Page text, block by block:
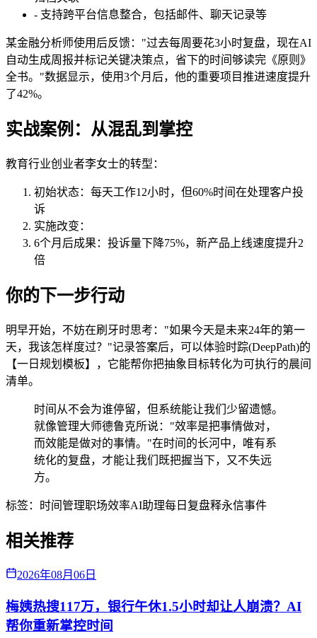
- 支持跨平台信息整合，包括邮件、聊天记录等
某金融分析师使用后反馈："过去每周要花3小时复盘，现在AI
自动生成周报并标记关键决策点，省下的时间够读完《原则》
全书。"数据显示，使用3个月后，他的重要项目推进速度提升
了42%。
实战案例：从混乱到掌控
教育行业创业者李女士的转型：
初始状态：每天工作12小时，但60%时间在处理客户投
诉
实施改变：
6个月后成果：投诉量下降75%，新产品上线速度提升2
倍
你的下一步行动
明早开始，不妨在刷牙时思考："如果今天是未来24年的第一
天，我该怎样度过？"记录答案后，可以体验时踪(DeepPath)的
【一日规划模板】，它能帮你把抽象目标转化为可执行的晨间
清单。
时间从不会为谁停留，但系统能让我们少留遗憾。
就像管理大师德鲁克所说："效率是把事情做对，
而效能是做对的事情。"在时间的长河中，唯有系
统化的复盘，才能让我们既把握当下，又不失远
方。
标签： 时间管理职场效率AI助理每日复盘释永信事件
相关推荐
2026年08月06日
梅姨热搜117万，银行午休1.5小时却让人崩溃？AI
帮你重新掌控时间